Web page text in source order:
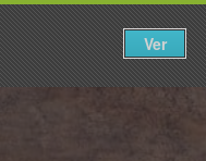
Ver